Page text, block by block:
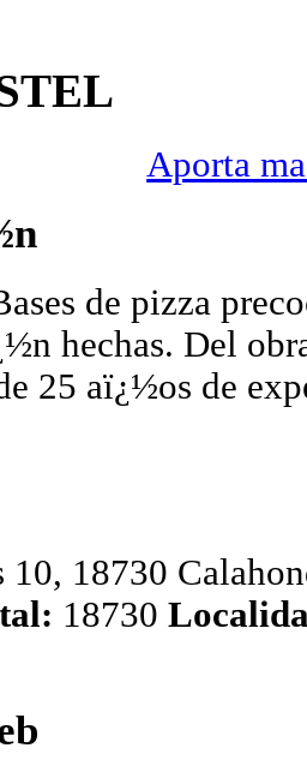
Aporta
de pizza
hechas. Del
25 aï¿½os de
10, 18730
18730